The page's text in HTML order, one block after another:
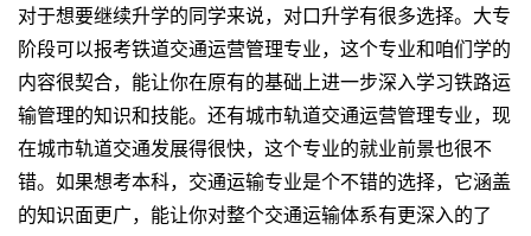
对于想要继续升学的同学来说，对口升学有很多选择。大专
阶段可以报考铁道交通运营管理专业，这个专业和咱们学的
内容很契合，能让你在原有的基础上进一步深入学习铁路运
输管理的知识和技能。还有城市轨道交通运营管理专业，现
在城市轨道交通发展得很快，这个专业的就业前景也很不
错。如果想考本科，交通运输专业是个不错的选择，它涵盖
的知识面更广，能让你对整个交通运输体系有更深入的了